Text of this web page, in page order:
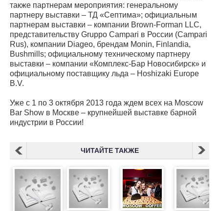
также партнерам мероприятия: генеральному
партнеру выставки – ТД «Септима»; официальным
партнерам выставки – компании Brown-Forman LLC,
представительству Gruppo Campari в России (Campari
Rus), компании Diageo, брендам Monin, Finlandia,
Bushmills; официальному техническому партнеру
выставки – компании «Комплекс-Бар Новосибирск» и
официальному поставщику льда – Hoshizaki Europe
B.V.
Уже с 1 по 3 октября 2013 года ждем всех на Moscow
Bar Show в Москве – крупнейшей выставке барной
индустрии в России!
ЧИТАЙТЕ ТАКЖЕ